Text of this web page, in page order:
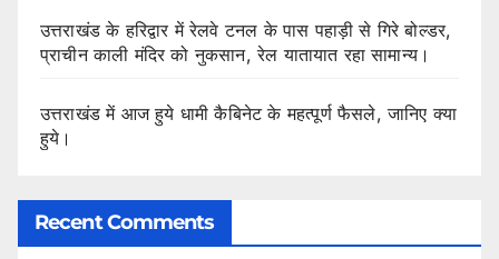
उत्तराखंड के हरिद्वार में रेलवे टनल के पास पहाड़ी से गिरे बोल्डर,
प्राचीन काली मंदिर को नुकसान, रेल यातायात रहा सामान्य।
उत्तराखंड में आज हुये धामी कैबिनेट के महत्पूर्ण फैसले, जानिए क्या
हुये।
Recent Comments